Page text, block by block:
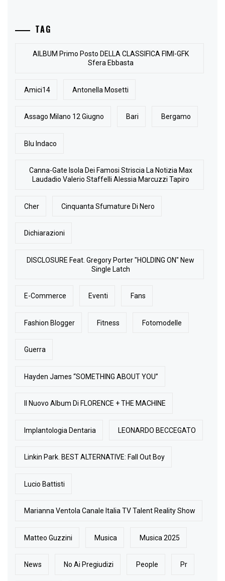
TAG
AlLBUM Primo Posto DELLA CLASSIFICA FIMI-GFK
Sfera Ebbasta
Amici14 Antonella Mosetti
Assago Milano 12 Giugno Bari Bergamo
Blu Indaco
Canna-Gate Isola Dei Famosi Striscia La Notizia Max
Laudadio Valerio Staffelli Alessia Marcuzzi Tapiro
Cher Cinquanta Sfumature Di Nero
Dichiarazioni
DISCLOSURE Feat. Gregory Porter "HOLDING ON" New
Single Latch
E-Commerce Eventi Fans
Fashion Blogger Fitness Fotomodelle
Guerra
Hayden James “SOMETHING ABOUT YOU”
Il Nuovo Album Di FLORENCE + THE MACHINE
Implantologia Dentaria LEONARDO BECCEGATO
Linkin Park. BEST ALTERNATIVE: Fall Out Boy
Lucio Battisti
Marianna Ventola Canale Italia TV Talent Reality Show
Matteo Guzzini Musica Musica 2025
News No Ai Pregiudizi People Pr